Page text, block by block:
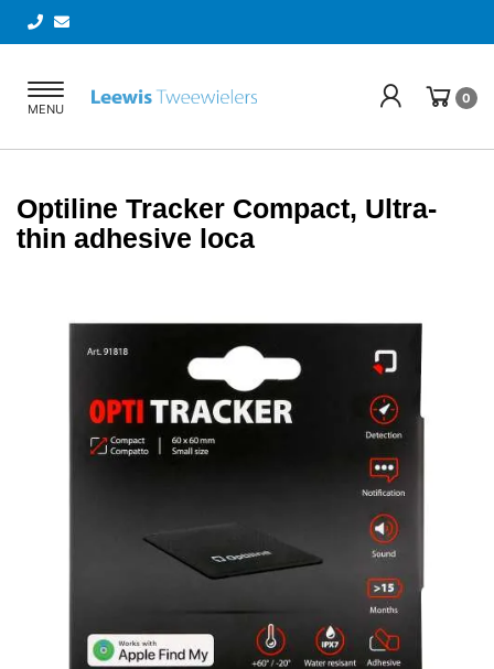
Toggle
navigation
MENU
0
Optiline Tracker Compact, Ultra-
thin adhesive loca